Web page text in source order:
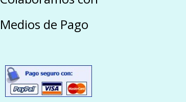
variantes.
opciones
en
la
página
de
Medios de Pago